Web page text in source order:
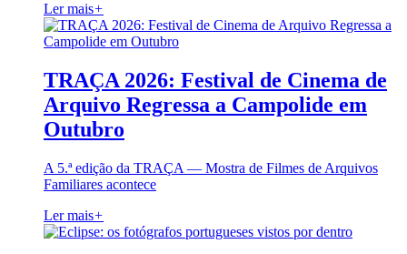
Ler mais+
TRAÇA 2026: Festival de Cinema de
Arquivo Regressa a Campolide em
Outubro
A 5.ª edição da TRAÇA — Mostra de Filmes de Arquivos
Familiares acontece
Ler mais+